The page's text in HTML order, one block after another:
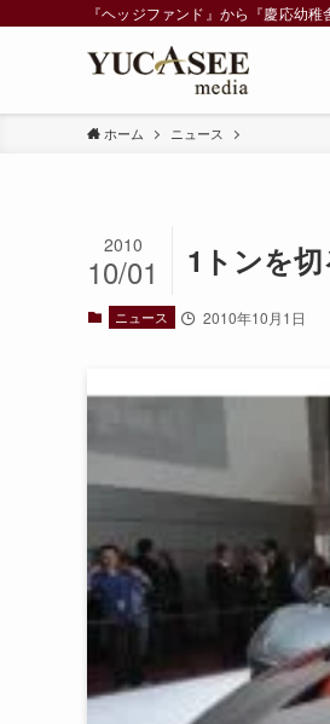
『ヘッジファンド』から『慶応幼
ホーム ニュース
1トンを
2010
10/01
ニュース 2010年10月1日